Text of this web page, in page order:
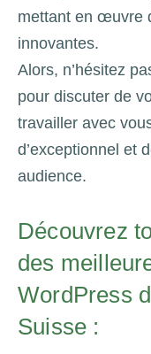
mettant en œuvre
innovantes.
Alors, n’hésitez
pour discuter de
travailler avec
d’exceptionnel et
audience.
Découvrez
des
WordPress
Suisse :